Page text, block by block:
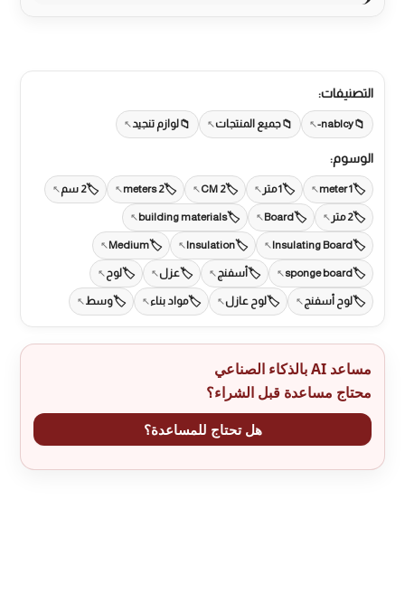
التصنيفات:
nablcy- جميع المنتجات لوازم تنجيد
الوسوم:
1 meter 1 متر 2 CM
2 meters 2 سم
2 متر Board
building materials
Insulating Board
Insulation
Medium
sponge board أسفنج عزل لوح
لوح أسفنج لوح عازل مواد بناء وسط
مساعد AI بالذكاء الصناعي
محتاج مساعدة قبل الشراء؟
هل تحتاج للمساعدة؟